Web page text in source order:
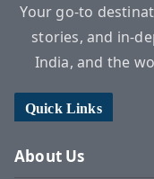
Your go-to
stories, and in-
India, and the
Quick Links
About Us